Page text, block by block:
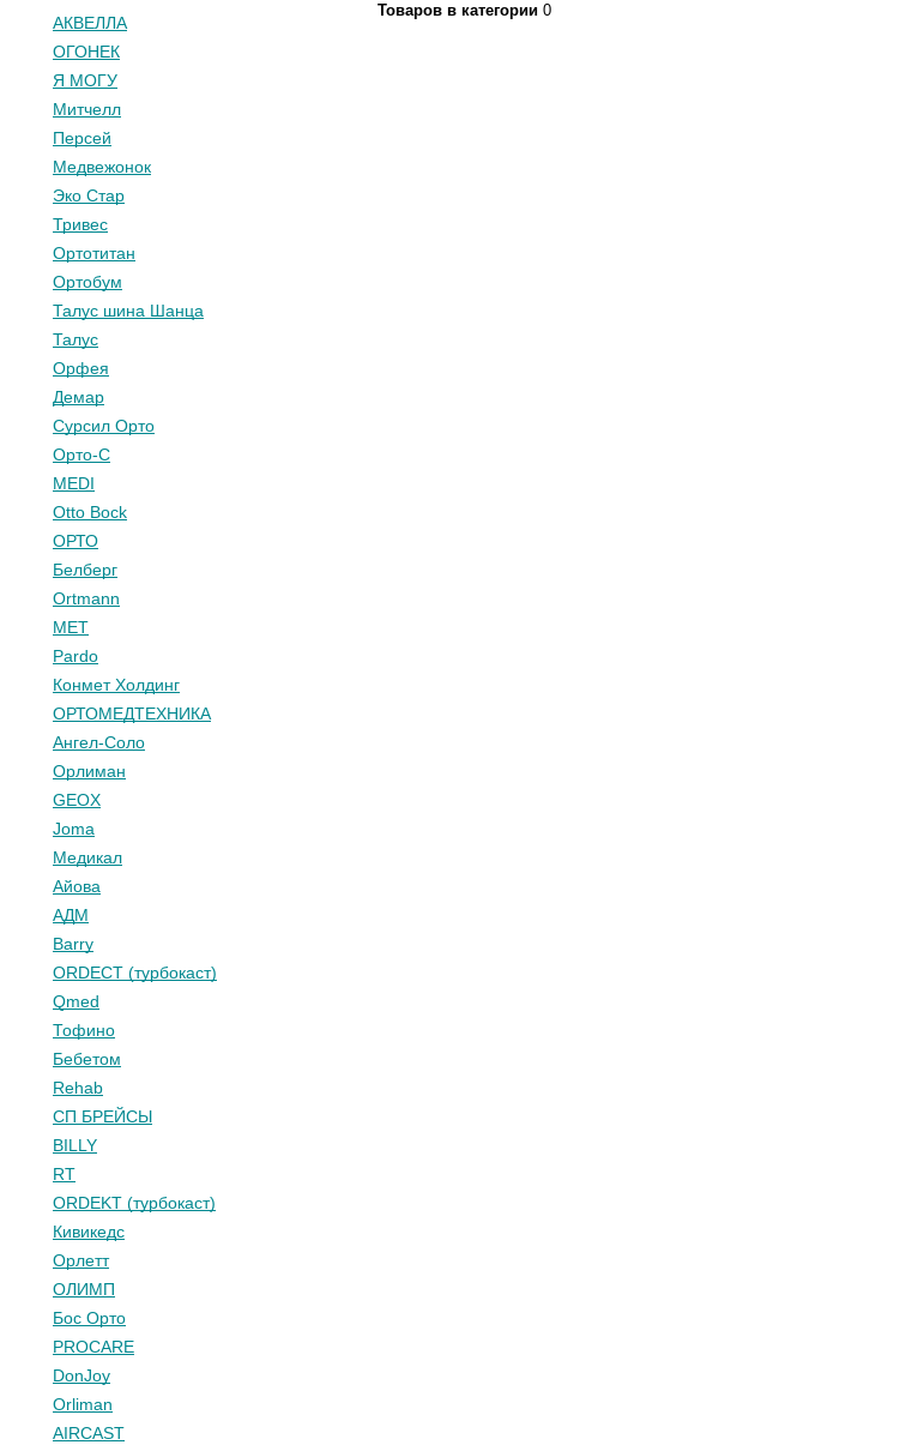
АКВЕЛЛА
ОГОНЕК
Я МОГУ
Митчелл
Персей
Медвежонок
Эко Стар
Тривес
Ортотитан
Ортобум
Талус шина Шанца
Талус
Орфея
Демар
Сурсил Орто
Орто-С
MEDI
Otto Bock
ОРТО
Белберг
Ortmann
МЕТ
Pardo
Конмет Холдинг
ОРТОМЕДТЕХНИКА
Ангел-Соло
Орлиман
GEOX
Joma
Медикал
Айова
АДМ
Barry
ORDECT (турбокаст)
Qmed
Тофино
Бебетом
Rehab
СП БРЕЙСЫ
BILLY
RT
ORDEKT (турбокаст)
Кивикедс
Орлетт
ОЛИМП
Бос Орто
PROCARE
DonJoy
Orliman
AIRCAST
Товаров в категории 0